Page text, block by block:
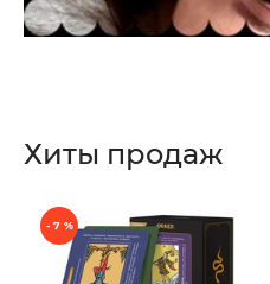
Хиты продаж
- 7 %